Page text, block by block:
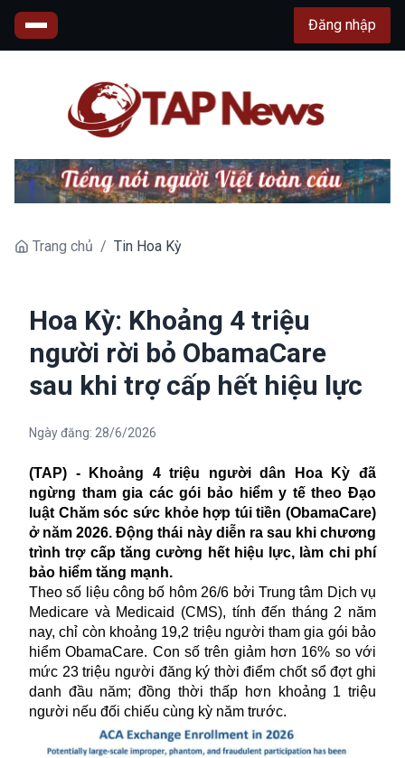
Đăng nhập
Trang chủ / Tin Hoa Kỳ
Hoa Kỳ: Khoảng 4 triệu
người rời bỏ ObamaCare
sau khi trợ cấp hết hiệu lực
Ngày đăng: 28/6/2026
(TAP) - Khoảng 4 triệu người dân Hoa Kỳ đã
ngừng tham gia các gói bảo hiểm y tế theo Đạo
luật Chăm sóc sức khỏe hợp túi tiền (ObamaCare)
ở năm 2026. Động thái này diễn ra sau khi chương
trình trợ cấp tăng cường hết hiệu lực, làm chi phí
bảo hiểm tăng mạnh.
Theo số liệu công bố hôm 26/6 bởi Trung tâm Dịch vụ
Medicare và Medicaid (CMS), tính đến tháng 2 năm
nay, chỉ còn khoảng 19,2 triệu người tham gia gói bảo
hiểmObamaCare. Con số trên giảm hơn 16% so với
mức 23 triệu người đăng ký thời điểm chốt sổ đợt ghi
danh đầu năm; đồng thời thấp hơn khoảng 1 triệu
người nếu đối chiếu cùng kỳ năm trước.